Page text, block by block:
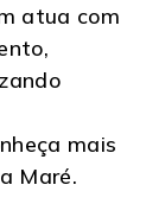
atua com
mais
Maré.